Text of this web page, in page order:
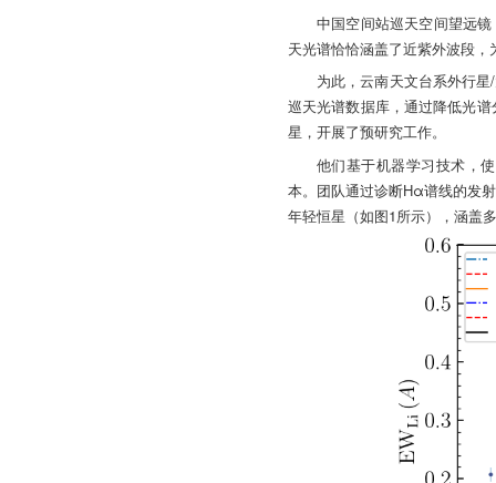
中国空间站巡天空间望远
天光谱恰恰涵盖了近紫外波段
为此，云南天文台系外行
巡天光谱数据库，通过降低光
星，开展了预研究工作。
他们基于机器学习技术，
本。团队通过诊断Hα谱线的发
年轻恒星（如图1所示），涵盖